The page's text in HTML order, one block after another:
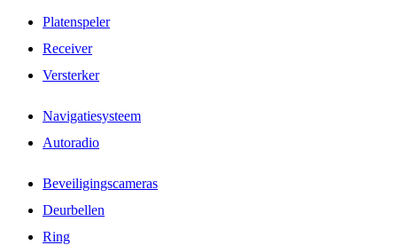
Platenspeler
Receiver
Versterker
Navigatiesysteem
Autoradio
Beveiligingscameras
Deurbellen
Ring